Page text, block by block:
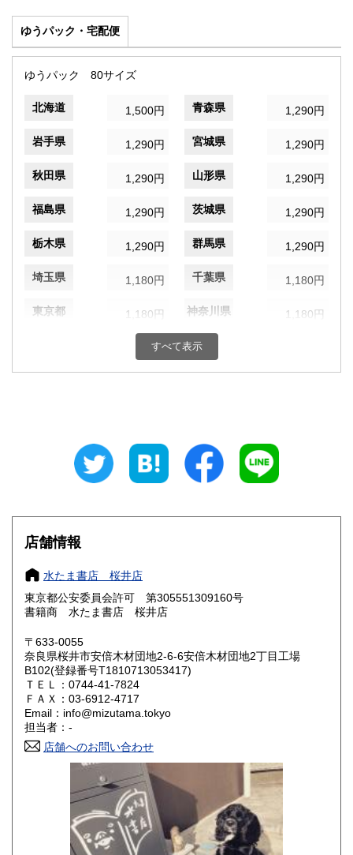
ゆうパック・宅配便
ゆうパック 80サイズ
北海道 1,500円 青森県 1,290円
岩手県 1,290円 宮城県 1,290円
秋田県 1,290円 山形県 1,290円
福島県 1,290円 茨城県 1,290円
栃木県 1,290円 群馬県 1,290円
埼玉県 1,180円 千葉県 1,180円
東京都 1,180円 神奈川県 1,180円
1,180円 富山県
1,180円 静岡県
1,080円 三重県
滋賀県 1,080円 京都府 1,080円
大阪府
奈良県
鳥取県 1,180円
岡山県 1,180円 広島県 1,180円
山口県 1,180円
香川県 1,180円
高知県 1,180円
1,500円
1,500円 大分県
すべて表示
店舗情報
水たま書店 桜井店
東京都公安委員会許可 第305551309160号
書籍商 水たま書店 桜井店
〒633-0055
奈良県桜井市安倍木材団地2-6-6安倍木材団地2丁目工場
B102(登録番号T1810713053417)
ＴＥＬ：0744-41-7824
ＦＡＸ：03-6912-4717
Email：info@mizutama.tokyo
担当者：-
店舗へのお問い合わせ